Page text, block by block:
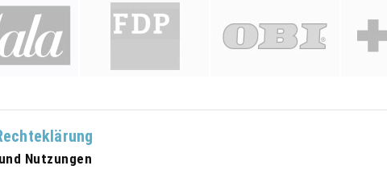
Nutzungen